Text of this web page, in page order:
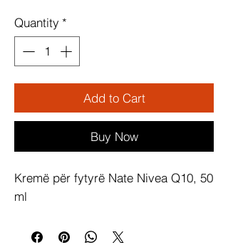
Quantity *
Add to Cart
Buy Now
Kremë për fytyrë Nate Nivea Q10, 50
ml